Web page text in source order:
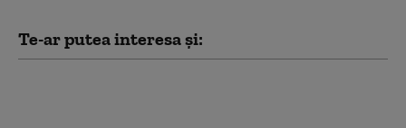
Te-ar putea interesa și: